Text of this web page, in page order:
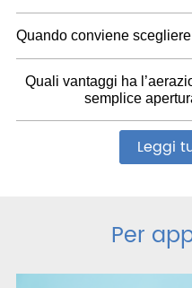
Quando conviene
Quali vantaggi ha
semplice
Leggi
Per